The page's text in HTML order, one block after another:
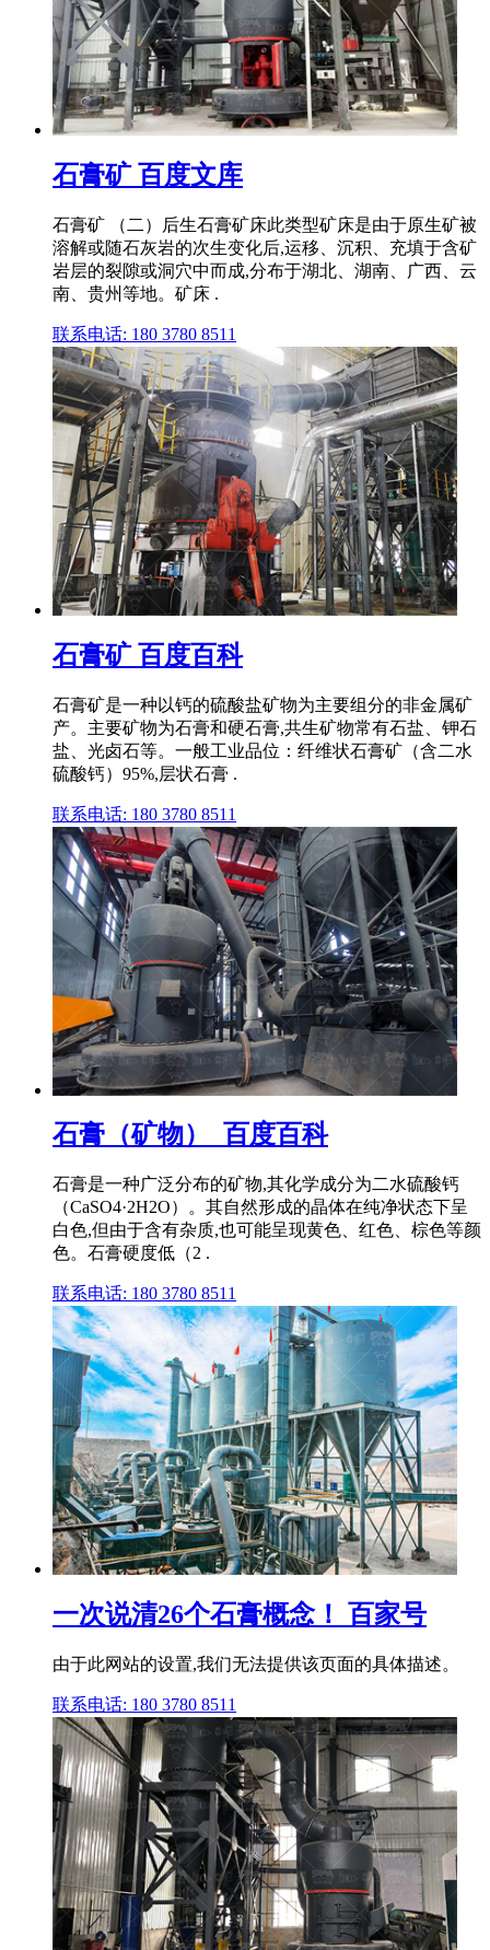
石膏矿 百度文库
石膏矿 （二）后生石膏矿床此类型矿床是由于原生矿被
溶解或随石灰岩的次生变化后,运移、沉积、充填于含矿
岩层的裂隙或洞穴中而成,分布于湖北、湖南、广西、云
南、贵州等地。矿床 .
联系电话: 180 3780 8511
石膏矿 百度百科
石膏矿是一种以钙的硫酸盐矿物为主要组分的非金属矿
产。主要矿物为石膏和硬石膏,共生矿物常有石盐、钾石
盐、光卤石等。一般工业品位：纤维状石膏矿（含二水
硫酸钙）95%,层状石膏 .
联系电话: 180 3780 8511
石膏（矿物）_百度百科
石膏是一种广泛分布的矿物,其化学成分为二水硫酸钙
（CaSO4·2H2O）。其自然形成的晶体在纯净状态下呈
白色,但由于含有杂质,也可能呈现黄色、红色、棕色等颜
色。石膏硬度低（2 .
联系电话: 180 3780 8511
一次说清26个石膏概念！ 百家号
由于此网站的设置,我们无法提供该页面的具体描述。
联系电话: 180 3780 8511